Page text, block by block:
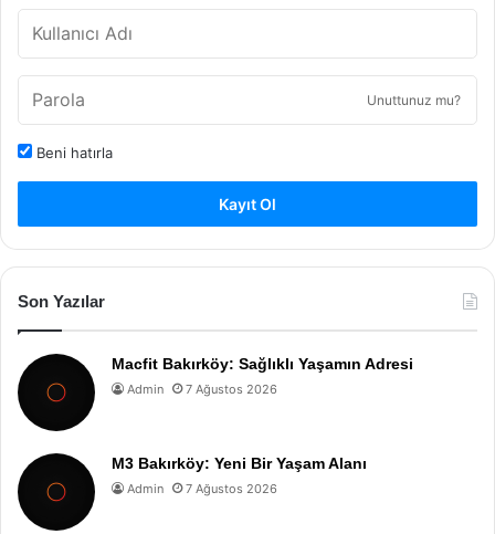
Unuttunuz mu?
Beni hatırla
Kayıt Ol
Son Yazılar
Macfit Bakırköy: Sağlıklı Yaşamın Adresi
Admin 7 Ağustos 2026
M3 Bakırköy: Yeni Bir Yaşam Alanı
Admin 7 Ağustos 2026